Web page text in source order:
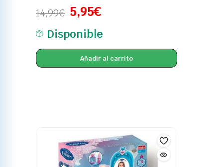
14,99€ 5,95€
Disponible
Añadir al carrito